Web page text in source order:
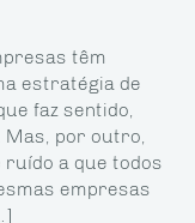
têm
estratégia de
faz sentido,
Mas, por outro,
ruído a que todos
empresas